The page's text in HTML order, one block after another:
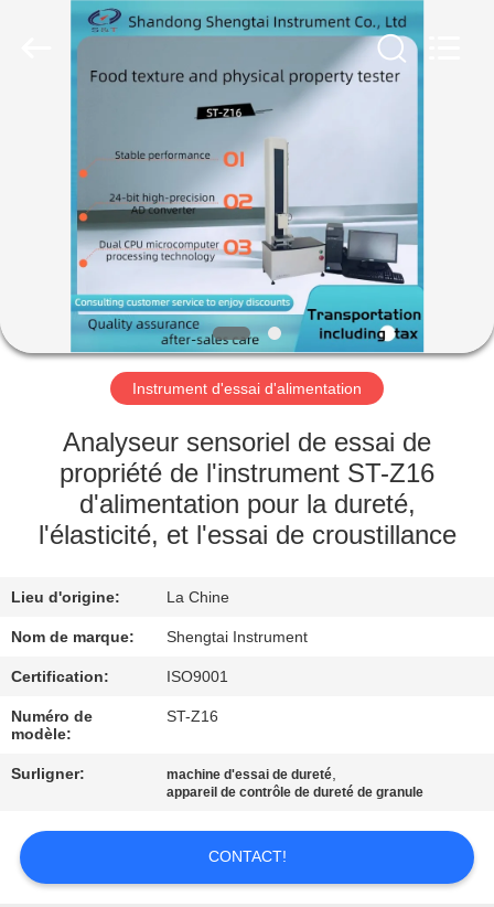
PRODUITS
SUJET
DE
NOUS
VISITE
D'USINE
CONTRÔLE
QUALITÉ
CONTACTEZ-
NOUS
DEMANDEZ
UNE
CITATION
Instrument d'essai d'alimentation
Analyseur sensoriel de essai de
propriété de l'instrument ST-Z16
d'alimentation pour la dureté,
l'élasticité, et l'essai de croustillance
Lieu d'origine: La Chine
Nom de marque: Shengtai Instrument
Certification: ISO9001
Numéro de
modèle:
ST-Z16
Surligner: machine d'essai de dureté,
appareil de contrôle de dureté de granule
CONTACT!